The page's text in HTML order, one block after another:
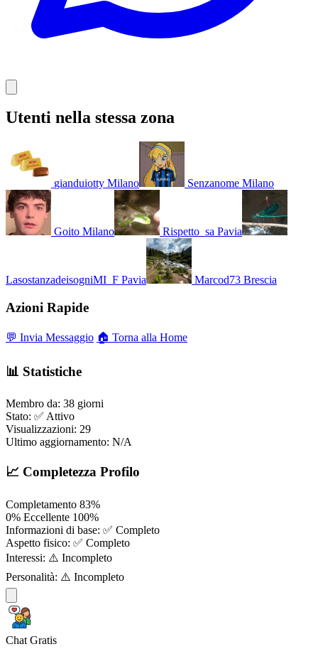
Utenti nella stessa zona
gianduiotty Milano Senzanome Milano
Goito Milano Rispetto_sa Pavia
LasostanzadeisogniMI_F Pavia Marcod73 Brescia
Azioni Rapide
💬 Invia Messaggio 🏠 Torna alla Home
📊 Statistiche
Membro da: 38 giorni
Stato: ✅ Attivo
Visualizzazioni: 29
Ultimo aggiornamento: N/A
📈 Completezza Profilo
Completamento 83%
0% Eccellente 100%
Informazioni di base: ✅ Completo
Aspetto fisico: ✅ Completo
Interessi: ⚠️ Incompleto
Personalità: ⚠️ Incompleto
Chat Gratis